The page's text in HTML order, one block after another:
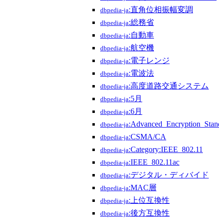
dbpedia-ja:直角位相振幅変調
dbpedia-ja:総務省
dbpedia-ja:自動車
dbpedia-ja:航空機
dbpedia-ja:電子レンジ
dbpedia-ja:電波法
dbpedia-ja:高度道路交通システム
dbpedia-ja:5月
dbpedia-ja:6月
dbpedia-ja
dbpedia-ja:CSMA/CA
dbpedia-ja:Category:IEEE_802.11
dbpedia-ja:IEEE_802.11ac
dbpedia-ja:デジタル・ディバイド
dbpedia-ja:MAC層
dbpedia-ja:上位互換性
dbpedia-ja:後方互換性